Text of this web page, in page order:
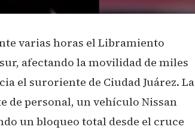
varias horas el Libramiento
afectando la movilidad de miles
el suroriente de Ciudad Juárez. La
personal, un vehículo Nissan
un bloqueo total desde el cruce